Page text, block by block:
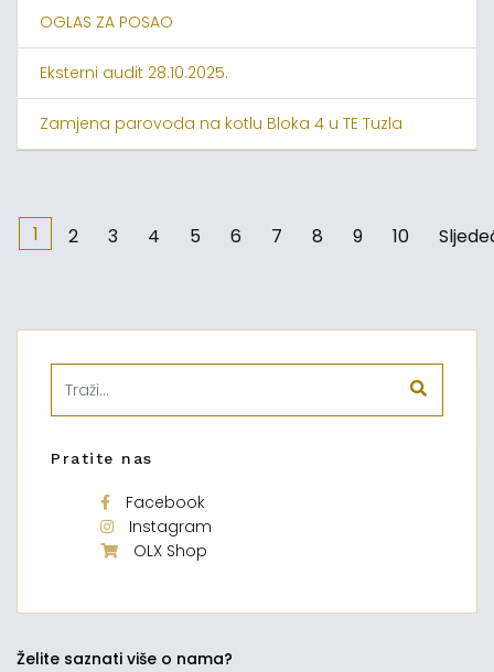
OGLAS ZA POSAO
Eksterni audit 28.10.2025.
Zamjena parovoda na kotlu Bloka 4 u TE Tuzla
1 2 3 4 5 6 7 8 9 10
Pratite nas
Facebook
Instagram
OLX Shop
Želite saznati više o nama?